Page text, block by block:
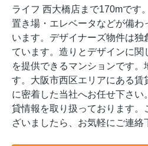
ライフ 西大橋店まで170mです
置き場・エレベータなどが備わ
います。デザイナーズ物件は独
ています。造りとデザインに関
を提供できるマンションです
す。大阪市西区エリアにある賃
に密着した当社へお任せ下さ
貸情報を取り扱っております。
ざいましたら、お気軽にご連絡